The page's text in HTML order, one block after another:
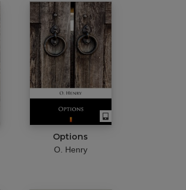
Options
O. Henry